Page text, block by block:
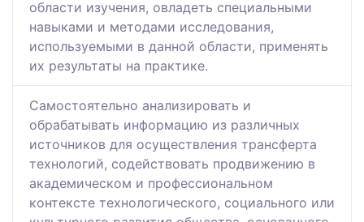
области изучения, овладеть специальными
навыками и методами исследования,
используемыми в данной области, применять
их результаты на практике.
Самостоятельно анализировать и
обрабатывать информацию из различных
источников для осуществления трансферта
технологий, содействовать продвижению в
академическом и профессиональном
контексте технологического, социального или